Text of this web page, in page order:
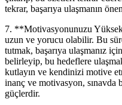
tekrar, başarıya ulaşmanın
7. **Motivasyonunuzu
uzun ve yorucu olabilir. Bu
tutmak, başarıya ulaşmanız
belirleyip, bu hedeflere
kutlayın ve kendinizi motive
inanç ve motivasyon, sınavda
güçlerdir.